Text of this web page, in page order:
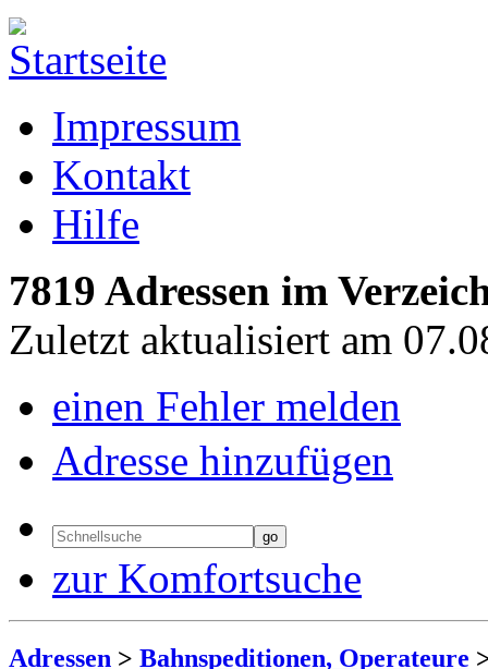
Impressum
Kontakt
Hilfe
7819 Adressen im
Zuletzt aktualisiert am
einen Fehler melden
Adresse hinzufügen
zur Komfortsuche
Adressen > Bahnspeditionen, Operateure